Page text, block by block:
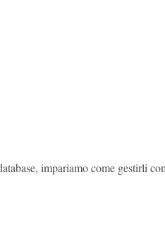
impariamo come gestirli